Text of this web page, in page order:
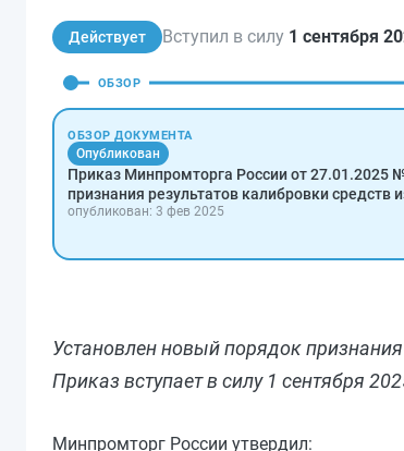
Действует Вступил в силу 1 сентября
ОБЗОР
ОБЗОР ДОКУМЕНТА
Опубликован
Приказ Минпромторга России от 27.01.2025
признания результатов калибровки средств
опубликован: 3 фев 2025
Установлен новый порядок
Приказ вступает в силу 1 сентября
Минпромторг России утвердил: